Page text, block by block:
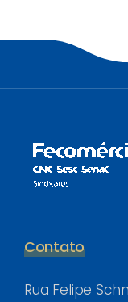
Contato
Rua Felipe